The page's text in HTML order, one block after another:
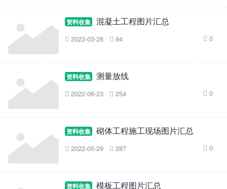
资料收集 混凝土工程图片汇总
 2023-03-28  94  0
资料收集 测量放线
 2022-06-23  254  0
资料收集 砌体工程施工现场图片汇总
 2022-05-29  287  0
资料收集 模板工程图片汇总